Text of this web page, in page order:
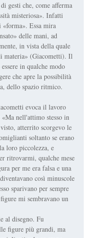
gesti che, come afferma
misteriosa». Infatti
Essa mira
delle mani, ad
in vista della quale
materia» (Giacometti). Il
in qualche modo
che apre la possibilità
dello spazio ritmico.
evoca il lavoro
nell'attimo stesso in
atterrito scorgevo le
soltanto se erano
loro piccolezza, e
ritrovarmi, qualche mese
per me era falsa e una
così minuscole
sparivano per sempre
mi sembravano un
al disegno. Fu
figure più grandi, ma